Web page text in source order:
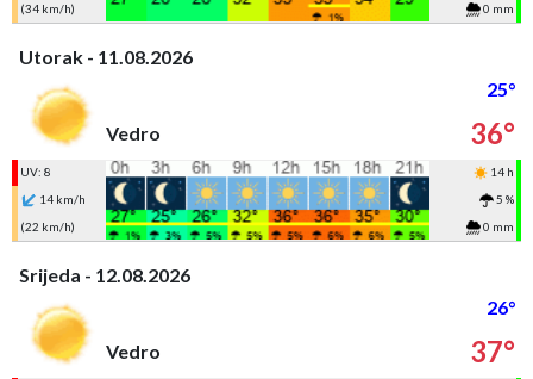
(34 km/h)
0 mm
Utorak - 11.08.2026
25°
Vedro
36°
UV: 8
14 h
14 km/h
5 %
(22 km/h)
0 mm
Srijeda - 12.08.2026
26°
Vedro
37°